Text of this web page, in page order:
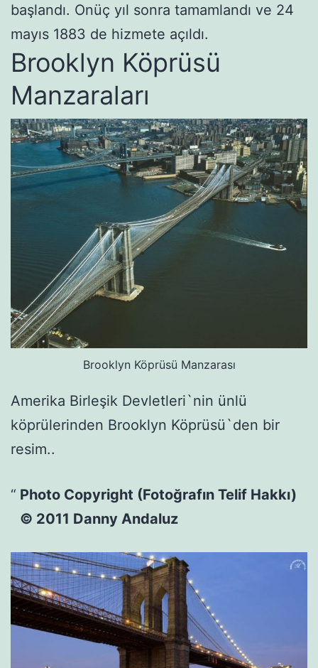
başlandı. Onüç yıl sonra tamamlandı ve 24
mayıs 1883 de hizmete açıldı.
Brooklyn Köprüsü
Manzaraları
Brooklyn Köprüsü Manzarası
Amerika Birleşik Devletleri`nin ünlü
köprülerinden Brooklyn Köprüsü`den bir
resim..
Photo Copyright (Fotoğrafın Telif Hakkı)
© 2011 Danny Andaluz